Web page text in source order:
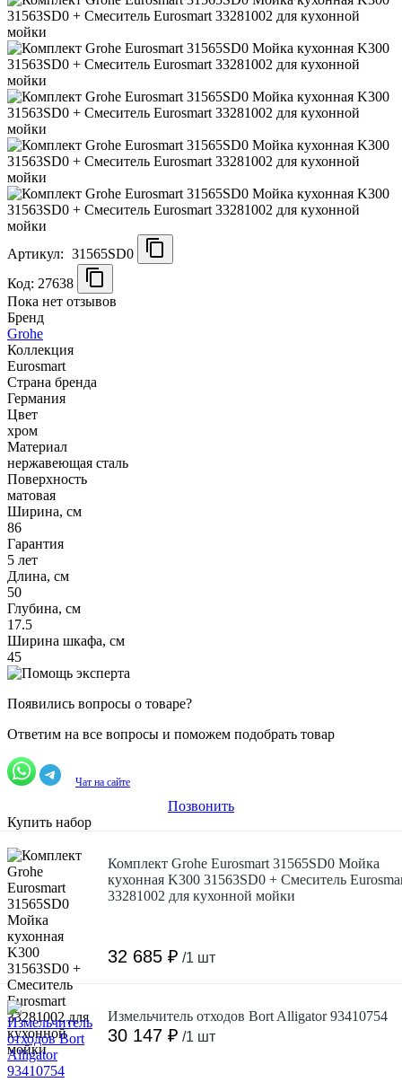
Артикул: 31565SD0
Код: 27638
Пока нет отзывов
Бренд
Grohe
Коллекция
Eurosmart
Страна бренда
Германия
Цвет
хром
Материал
нержавеющая сталь
Поверхность
матовая
Ширина, см
86
Гарантия
5 лет
Длина, см
50
Глубина, см
17.5
Ширина шкафа, см
45
Появились вопросы о товаре?
Ответим на все вопросы и поможем подобрать товар
Чат на сайте
Позвонить
Купить набор
Комплект Grohe Eurosmart 31565SD0 Мойка
кухонная K300 31563SD0 + Смеситель
33281002 для кухонной мойки
32 685 ₽ /1 шт
Измельчитель отходов Bort Alligator 93410754
30 147 ₽ /1 шт